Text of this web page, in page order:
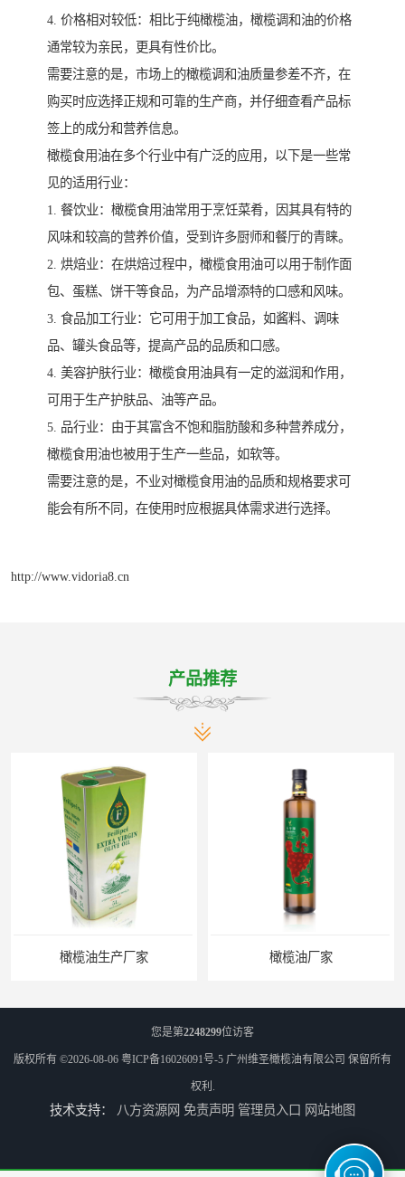
4. 价格相对较低：相比于纯橄榄油，橄榄调和油的价格
通常较为亲民，更具有性价比。
需要注意的是，市场上的橄榄调和油质量参差不齐，在
购买时应选择正规和可靠的生产商，并仔细查看产品标
签上的成分和营养信息。
橄榄食用油在多个行业中有广泛的应用，以下是一些常
见的适用行业：
1. 餐饮业：橄榄食用油常用于烹饪菜肴，因其具有特的
风味和较高的营养价值，受到许多厨师和餐厅的青睐。
2. 烘焙业：在烘焙过程中，橄榄食用油可以用于制作面
包、蛋糕、饼干等食品，为产品增添特的口感和风味。
3. 食品加工行业：它可用于加工食品，如酱料、调味
品、罐头食品等，提高产品的品质和口感。
4. 美容护肤行业：橄榄食用油具有一定的滋润和作用，
可用于生产护肤品、油等产品。
5. 品行业：由于其富含不饱和脂肪酸和多种营养成分，
橄榄食用油也被用于生产一些品，如软等。
需要注意的是，不业对橄榄食用油的品质和规格要求可
能会有所不同，在使用时应根据具体需求进行选择。
http://www.vidoria8.cn
产品推荐
橄榄油生产厂家 橄榄油厂家
您是第2248299位访客
版权所有 ©2026-08-06 粤ICP备16026091号-5 广州维圣橄榄油有限公司 保留所有
权利.
技术支持： 八方资源网 免责声明 管理员入口 网站地图